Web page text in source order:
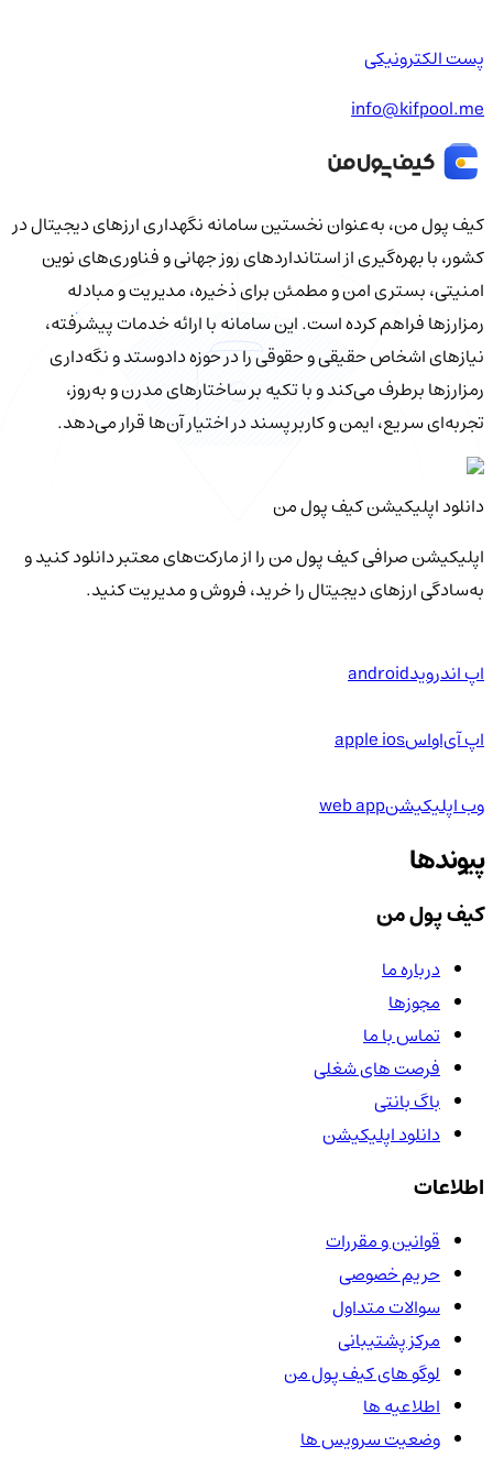
پست الکترونیکی
info@kifpool.me
کیف‌ پول من، به‌عنوان نخستین سامانه نگهداری ارزهای دیجیتال در
کشور، با بهره‌گیری از استانداردهای روز جهانی و فناوری‌های نوین
امنیتی، بستری امن و مطمئن برای ذخیره، مدیریت و مبادله
رمزارزها فراهم کرده است. این سامانه با ارائه خدمات پیشرفته،
نیازهای اشخاص حقیقی و حقوقی را در حوزه دادوستد و نگه‌داری
رمزارزها برطرف می‌کند و با تکیه بر ساختارهای مدرن و به‌روز،
تجربه‌ای سریع، ایمن و کاربرپسند در اختیار آن‌ها قرار می‌دهد.
دانلود اپلیکیشن کیف‌ پول من
اپلیکیشن صرافی کیف پول من را از مارکت‌های معتبر دانلود کنید و
به‌سادگی ارزهای دیجیتال را خرید، فروش و مدیریت کنید.
اپ اندرویدandroid
اپ آی‌او‌اسapple ios
وب اپلیکیشنweb app
پیوندها
کیف پول من
درباره ما
مجوزها
تماس با ما
فرصت های شغلی
باگ بانتی
دانلود اپلیکیشن
اطلاعات
قوانین و مقررات
حریم خصوصی
سوالات متداول
مرکز پشتیبانی
لوگو های کیف پول من
اطلاعیه ها
وضعیت سرویس ها